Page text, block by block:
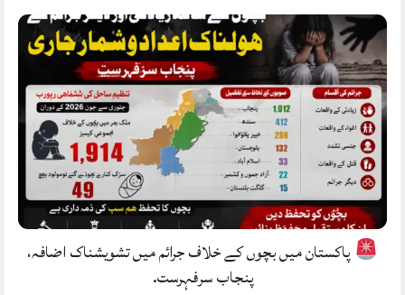
پاکستان میں بچوں کے خلاف جرائم میں تشویشناک اضافہ،
پنجاب سرفہرست.